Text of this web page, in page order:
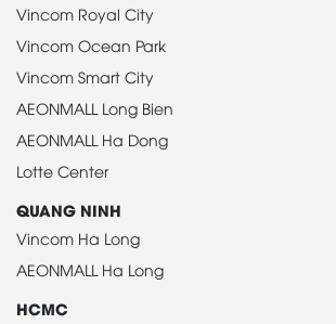
Vincom Royal City
Vincom Ocean Park
Vincom Smart City
AEONMALL Long Bien
AEONMALL Ha Dong
Lotte Center
QUANG NINH
Vincom Ha Long
AEONMALL Ha Long
HCMC